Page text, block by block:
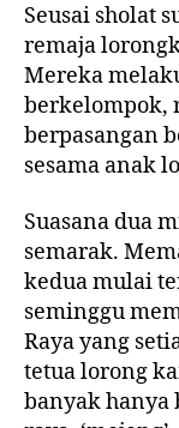
Seusai sholat
remaja
Mereka
berkelompok,
berpasangan
sesama anak
Suasana dua
semarak.
kedua mulai
seminggu
Raya yang
tetua lorong
banyak hanya